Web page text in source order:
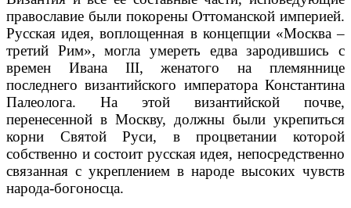
православие были покорены Оттоманской империей.
Русская идея, воплощенная в концепции «Москва –
третий Рим», могла умереть едва зародившись с
времен Ивана III, женатого на племяннице
последнего византийского императора Константина
Палеолога. На этой византийской почве,
перенесенной в Москву, должны были укрепиться
корни Святой Руси, в процветании которой
собственно и состоит русская идея, непосредственно
связанная с укреплением в народе высоких чувств
народа-богоносца.